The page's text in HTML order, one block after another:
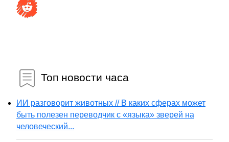
Топ новости часа
ИИ разговорит животных // В каких сферах может
быть полезен переводчик с «языка» зверей на
человеческий...